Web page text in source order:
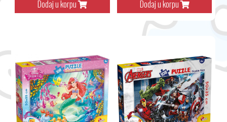
Dodaj u korpu Dodaj u korpu